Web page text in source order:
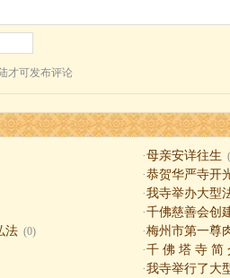
·母亲安详往生
·恭贺华严寺开
·我寺举办大型
·千佛慈善会创
法 (0) ·梅州市第一尊
·千 佛 塔 寺 简
·我寺举行了大